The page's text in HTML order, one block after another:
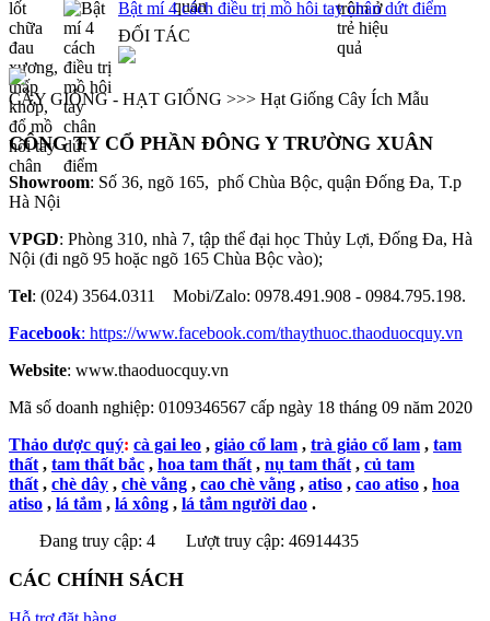
Bật mí 4 cách điều trị mồ hôi tay chân dứt điểm
ĐỐI TÁC
CÂY GIỐNG - HẠT GIỐNG >>> Hạt Giống Cây Ích Mẫu
CÔNG TY CỔ PHẦN ĐÔNG Y TRƯỜNG XUÂN
Showroom: Số 36, ngõ 165, phố Chùa Bộc, quận Đống Đa, T.p
Hà Nội
VPGD: Phòng 310, nhà 7, tập thể đại học Thủy Lợi, Đống Đa, Hà
Nội (đi ngõ 95 hoặc ngõ 165 Chùa Bộc vào);
Tel: (024) 3564.0311 Mobi/Zalo: 0978.491.908 - 0984.795.198.
Facebook: https://www.facebook.com/thaythuoc.thaoduocquy.vn
Website: www.thaoduocquy.vn
Mã số doanh nghiệp: 0109346567 cấp ngày 18 tháng 09 năm 2020
Thảo dược quý: cà gai leo , giảo cổ lam , trà giảo cổ lam , tam
thất, tam thất bắc , hoa tam thất, nụ tam thất, củ tam
thất, chè dây , chè vằng , cao chè vằng , atiso , cao atiso , hoa
atiso , lá tắm , lá xông , lá tắm người dao .
Đang truy cập: 4
Lượt truy cập: 46914435
CÁC CHÍNH SÁCH